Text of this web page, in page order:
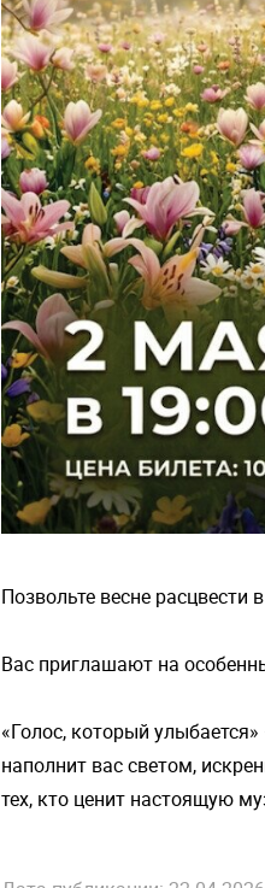
Позвольте весне расцвести
Вас приглашают на
«Голос, который
наполнит вас светом,
тех, кто ценит настоящую